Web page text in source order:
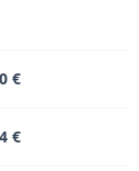
€
€